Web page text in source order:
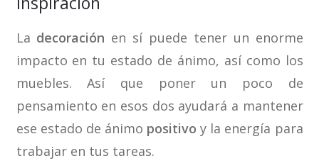
La decoración en sí puede tener un enorme
impacto en tu estado de ánimo, así como los
muebles. Así que poner un poco de
pensamiento en esos dos ayudará a mantener
ese estado de ánimo positivo y la energía para
trabajar en tus tareas.